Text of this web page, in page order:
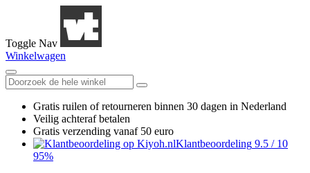
Toggle Nav
Winkelwagen
Gratis ruilen of retourneren binnen 30 dagen in Nederland
Veilig achteraf betalen
Gratis verzending vanaf 50 euro
Klantbeoordeling 9.5 / 10
95%